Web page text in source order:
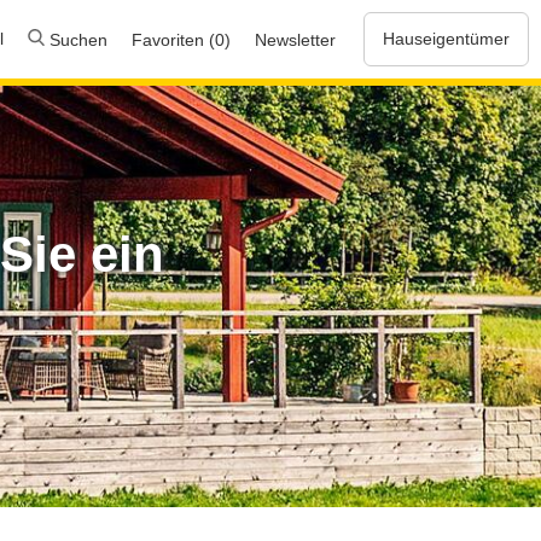
Suchen Favoriten (0) Newsletter Hauseigentümer
ein